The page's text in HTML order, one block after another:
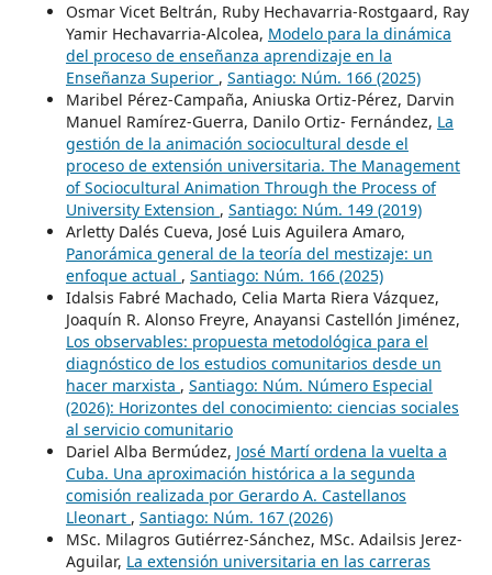
Osmar Vicet Beltrán, Ruby Hechavarria-Rostgaard, Ray
Yamir Hechavarria-Alcolea, Modelo para la dinámica
del proceso de enseñanza aprendizaje en la
Enseñanza Superior , Santiago: Núm. 166 (2025)
Maribel Pérez-Campaña, Aniuska Ortiz-Pérez, Darvin
Manuel Ramírez-Guerra, Danilo Ortiz- Fernández, La
gestión de la animación sociocultural desde el
proceso de extensión universitaria. The Management
of Sociocultural Animation Through the Process of
University Extension , Santiago: Núm. 149 (2019)
Arletty Dalés Cueva, José Luis Aguilera Amaro,
Panorámica general de la teoría del mestizaje: un
enfoque actual , Santiago: Núm. 166 (2025)
Idalsis Fabré Machado, Celia Marta Riera Vázquez,
Joaquín R. Alonso Freyre, Anayansi Castellón Jiménez,
Los observables: propuesta metodológica para el
diagnóstico de los estudios comunitarios desde un
hacer marxista , Santiago: Núm. Número Especial
(2026): Horizontes del conocimiento: ciencias sociales
al servicio comunitario
Dariel Alba Bermúdez, José Martí ordena la vuelta a
Cuba. Una aproximación histórica a la segunda
comisión realizada por Gerardo A. Castellanos
Lleonart , Santiago: Núm. 167 (2026)
MSc. Milagros Gutiérrez-Sánchez, MSc. Adailsis Jerez-
Aguilar, La extensión universitaria en las carreras